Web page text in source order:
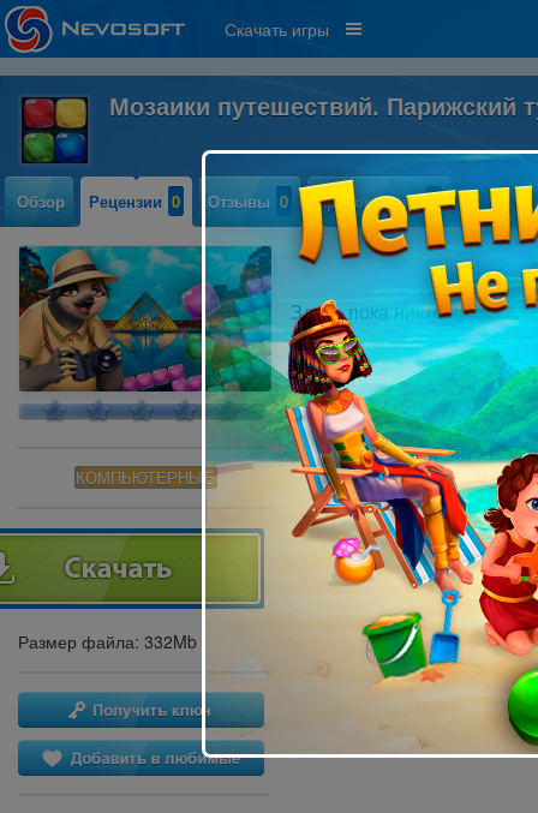
Скачать игры
Мозаики путешествий. Парижский
Обзор Рецензии 0 Отзывы 0 Прохождение 0
КОМПЬЮТЕРНЫЕ
Размер файла: 332Mb
Здесь пока никто не писал